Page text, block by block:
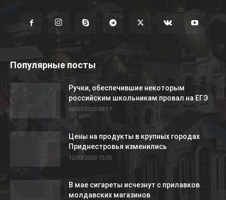
Популярные посты
Ручки, обеспечившие некоторым
российским школьникам провал на ЕГЭ
06/07/2020 09:17
Цены на продукты в крупных городах
Приднестровья изменились
12/03/2020 15:05
В мае сигареты исчезнут с прилавков
молдавских магазинов